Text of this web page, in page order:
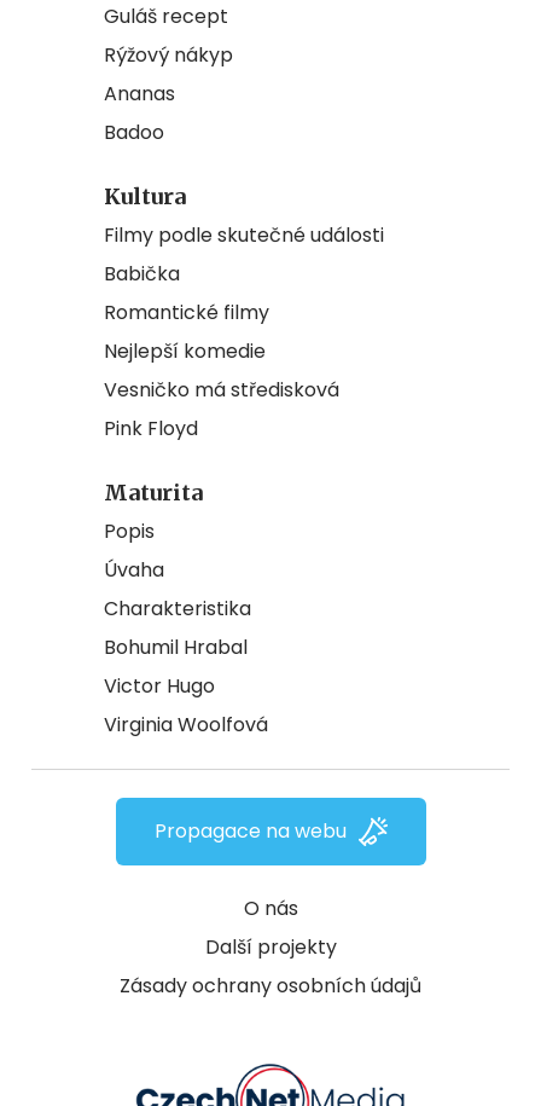
Guláš recept
Rýžový nákyp
Ananas
Badoo
Kultura
Filmy podle skutečné události
Babička
Romantické filmy
Nejlepší komedie
Vesničko má středisková
Pink Floyd
Maturita
Popis
Úvaha
Charakteristika
Bohumil Hrabal
Victor Hugo
Virginia Woolfová
O nás
Další projekty
Zásady ochrany osobních údajů
Propagace na webu